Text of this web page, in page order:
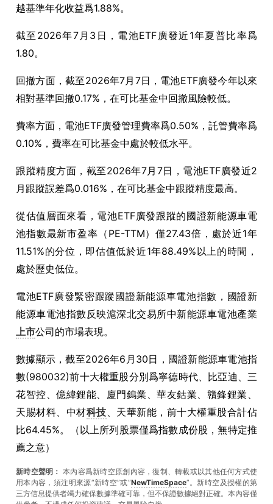
越基準年化收益爲1.88%。
截至2026年7月3日，電池ETF廣發近1年夏普比率爲
1.80。
回撤方面，截至2026年7月7日，電池ETF廣發今年以來
相對基準回撤0.17%，在可比基金中回撤風險較低。
費率方面，電池ETF廣發管理費率爲0.50%，託管費率爲
0.10%，費率在可比基金中處於較低水平。
跟蹤精度方面，截至2026年7月7日，電池ETF廣發近2
月跟蹤誤差爲0.016%，在可比基金中跟蹤精度最高。
從估值層面來看，電池ETF廣發跟蹤的國證新能源車電
池指數最新市盈率（PE-TTM）僅27.43倍，處於近1年
11.51%的分位，即估值低於近1年88.49%以上的時間，
處於歷史低位。
電池ETF廣發緊密跟蹤國證新能源車電池指數，國證新
能源車電池指數反映滬深北交易所中新能源車電池產業
上市公司的市場表現。
數據顯示，截至2026年6月30日，國證新能源車電池指
數(980032)前十大權重股分別爲寧德時代、比亞迪、三
花智控、億緯鋰能、廈門鎢業、華友鈷業、贛鋒鋰業、
天賜材料、中材科技、天華新能，前十大權重股合計佔
比64.45%。（以上所列股票僅爲指數成份股，無特定推
薦之意）
新時空聲明： 本內容爲新時空原創內容，復制、轉載或以其他任何方式使
用本內容，須注明來源“新時空”或“NewTimeSpace”。新時空及授權的第
三方信息提供者竭力確保數據準確可靠，但不保證數據絕對正確。本內容僅